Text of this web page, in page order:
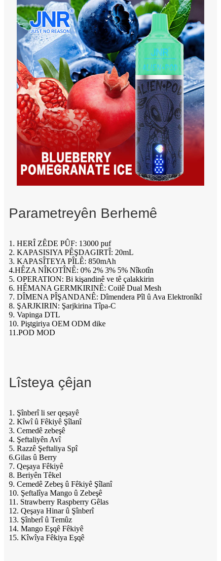
Parametreyên Berhemê
1. HERÎ ZÊDE PÛF: 13000 puf
2. KAPASISIYA PÊŞDAGIRTÎ: 20mL
3. KAPASÎTEYA PÎLÊ: 850mAh
4.HÊZA NÎKOTÎNÊ: 0% 2% 3% 5% Nîkotîn
5. OPERATION: Bi kişandinê ve tê çalakkirin
6. HÊMANA GERMKIRINÊ: Coilê Dual Mesh
7. DÎMENA PÎŞANDANÊ: Dîmendera Pîl û Ava Elektronîkî
8. ŞARJKIRIN: Şarjkirina Tîpa-C
9. Vapinga DTL
10. Piştgiriya OEM ODM dike
11.POD MOD
Lîsteya çêjan
1. Şînberî li ser qeşayê
2. Kîwî û Fêkiyê Şîlanî
3. Cemedê zebeşê
4. Şeftaliyên Avî
5. Razzê Şeftaliya Spî
6.Gilas û Berry
7. Qeşaya Fêkiyê
8. Beriyên Têkel
9. Cemedê Zebeş û Fêkiyê Şîlanî
10. Şeftalîya Mango û Zebeşê
11. Strawberry Raspberry Gêlas
12. Qeşaya Hinar û Şînberî
13. Şînberî û Temûz
14. Mango Eşqê Fêkiyê
15. Kîwîya Fêkiya Eşqê